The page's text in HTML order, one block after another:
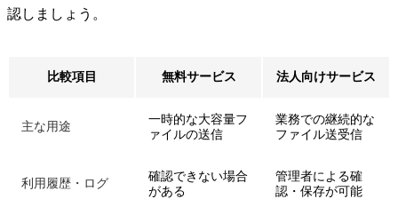
認しましょう。
比較項目 無料サービス 法人向けサービス
主な用途
一時的な大容量フ
ァイルの送信
業務での継続的な
ファイル送受信
利用履歴・ログ
確認できない場合
がある
管理者による確
認・保存が可能